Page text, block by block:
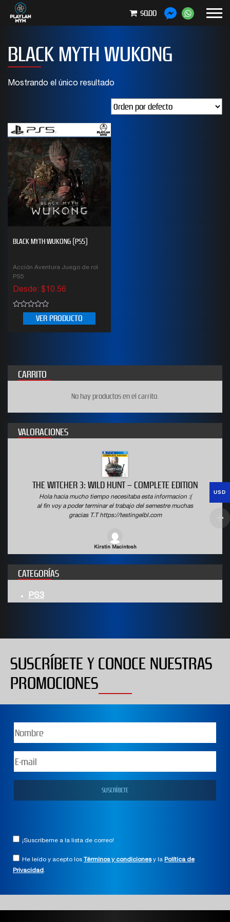
$0.00
BLACK MYTH WUKONG
Mostrando el único resultado
BLACK MYTH WUKONG (PS5)
Acción Aventura Juego de rol
PS5
Desde: $10.56
VER PRODUCTO
CARRITO
No hay productos en el carrito.
VALORACIONES
THE WITCHER 3: WILD HUNT – COMPLETE EDITION
Hola hacia mucho tiempo necesitaba esta informacion :(
al fin voy a poder terminar el trabajo del semestre muchas
gracias T.T https://testingelbl.com
Kirstin Macintosh
CATEGORÍAS
PS3
SUSCRÍBETE Y CONOCE NUESTRAS
PROMOCIONES
¡Suscríbeme a la lista de correo!
He leído y acepto los Términos y condicionesy la Política de
Privacidad.
USD